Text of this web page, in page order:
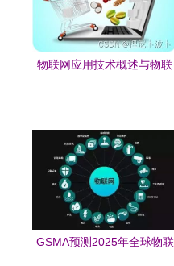
物联网应用技术概述与物联
GSMA预测2025年全球物联